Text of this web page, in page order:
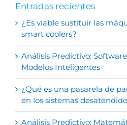
Entradas recientes
¿Es viable sustituir las
smart coolers?
Análisis Predictivo:
Modelos Inteligentes
¿Qué es una pasarela de
en los sistemas
Análisis Predictivo: